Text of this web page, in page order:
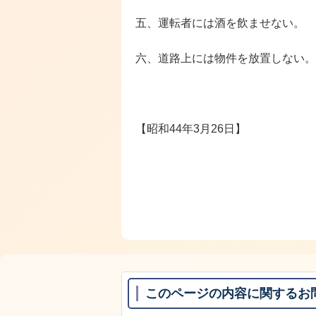
五、運転者には酒を飲ませない。
六、道路上には物件を放置しない。
【昭和44年3月26日】
このページの内容に関するお